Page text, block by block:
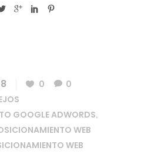
0
0
GOOGLE ADWORDS,
WEB
WEB